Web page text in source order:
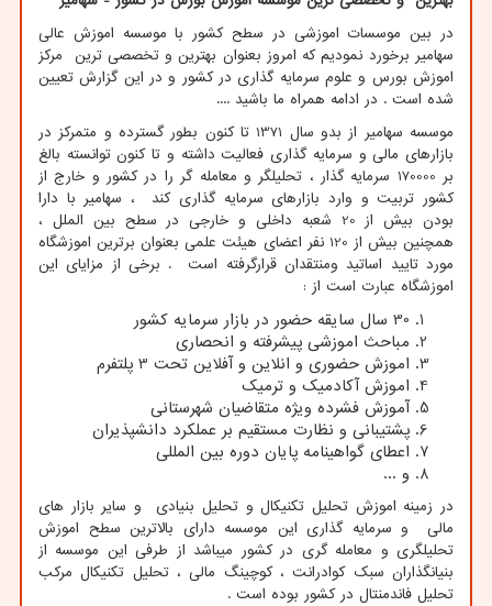
در بین موسسات اموزشی در سطح کشور با موسسه اموزش عالی
سهامیر برخورد نمودیم که امروز بعنوان بهترین و تخصصی ترین مرکز
اموزش بورس و علوم سرمایه گذاری در کشور و در این گزارش تعیین
شده است . در ادامه همراه ما باشید ....
موسسه سهامیر از بدو سال 1371 تا کنون بطور گسترده و متمرکز در
بازارهای مالی و سرمایه گذاری فعالیت داشته و تا کنون توانسته بالغ
بر 170000 سرمایه گذار ، تحلیلگر و معامله گر را در کشور و خارج از
کشور تربیت و وارد بازارهای سرمایه گذاری کند ، سهامیر با دارا
بودن بیش از 20 شعبه داخلی و خارجی در سطح بین الملل ،
همچنین بیش از 120 نفر اعضای هیئت علمی بعنوان برترین اموزشگاه
مورد تایید اساتید ومنتقدان قرارگرفته است . برخی از مزایای این
اموزشگاه عبارت است از :
30 سال سایقه حضور در بازار سرمایه کشور
مباحث اموزشی پیشرفته و انحصاری
اموزش حضوری و انلاین و آفلاین تحت 3 پلتفرم
اموزش آکادمیک و ترمیک
آموزش فشرده ویژه متقاضیان شهرستانی
پشتیبانی و نظارت مستقیم بر عملکرد دانشپذیران
اعطای گواهینامه پایان دوره بین المللی
و ...
در زمینه اموزش تحلیل تکنیکال و تحلیل بنیادی و سایر بازار های
مالی و سرمایه گذاری این موسسه دارای بالاترین سطح اموزش
تحلیلگری و معامله گری در کشور میباشد از طرفی این موسسه از
بنیانگذاران سبک کوادرانت ، کوچینگ مالی ، تحلیل تکنیکال مرکب
تحلیل فاندمنتال در کشور بوده است .